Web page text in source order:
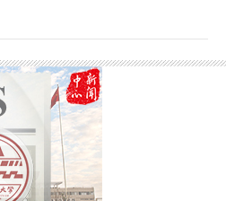
具备创新精神、实践能力与国际
教学科研师资和人才，为学校教
创新战略提供支撑。 （供稿：
审核：李建梅）
子作对照检查。随后，班子成员
批评与自我批评。 宋白在点评
充分肯定，认为会议紧扣主题、
会查摆问题与巡察反馈整改任务
院党委领导班子下一步工作提出
，将理论学习与学院“十五五”规
果转化为推动发展的实际成效；
问题导向，聚焦短板弱项，建立
共中央国务院春节团拜会上的重
讲话精神，学习了中办印发的
正确政绩观学习教育的通知》，
贯彻党的二十届四中全会精神专
会会议精神。 会议要求，要及时
龄工作的重要讲话和重要指示重
转化为工作思路、具体举措。
党委关于处级干部培训会和工作